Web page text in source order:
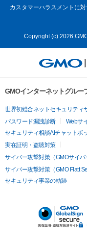
カスタマーハラスメントに
Copyright (c) 2026
GMOインターネットグルー
世界初総合ネットセキュリティ
パスワード漏洩診断
Webサ
セキュリティ相談AIチャットボ
実在証明・盗聴対策
サイバー攻撃対策（GMOサイバ
サイバー攻撃対策（GMO Flatt
セキュリティ事業の軌跡